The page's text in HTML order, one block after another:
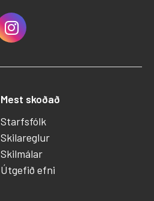
Mest skoðað
Starfsfólk
Skilareglur
Skilmálar
Útgefið efni